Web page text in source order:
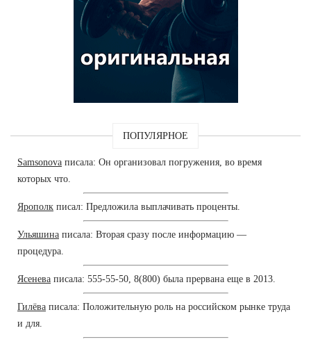
ПОПУЛЯРНОЕ
Samsonova писала: Он организовал погружения, во время
которых что.
Ярополк писал: Предложила выплачивать проценты.
Ульяшина писала: Вторая сразу после информацию —
процедура.
Ясенева писала: 555-55-50, 8(800) была прервана еще в 2013.
Гилёва писала: Положительную роль на российском рынке труда
и для.